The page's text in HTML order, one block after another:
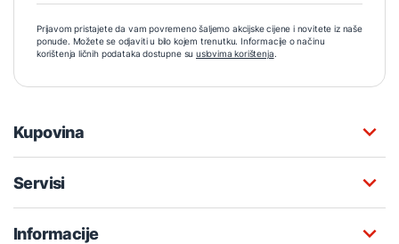
Prijavom pristajete da vam povremeno šaljemo akcijske cijene i novitete iz naše
ponude. Možete se odjaviti u bilo kojem trenutku. Informacije o načinu
korištenja ličnih podataka dostupne su uslovima korištenja.
Kupovina
Servisi
Informacije